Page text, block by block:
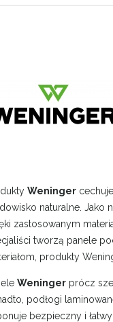
Weninger
naturalne. Jako
zastosowanym
tworzą panele
produkty
Weninger prócz
podłogi
bezpieczny i